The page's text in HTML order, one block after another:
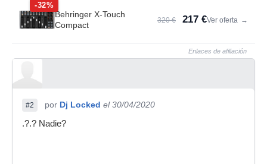
-32%
Behringer X-Touch
Compact
320 € 217 €Ver oferta →
Enlaces de afiliación
#2 por Dj Locked el 30/04/2020
.?.? Nadie?